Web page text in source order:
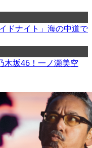
ドナイト」海の中道で
木坂46！一ノ瀬美空